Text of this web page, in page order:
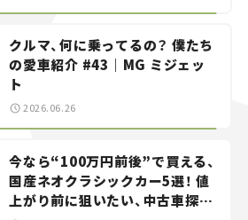
クルマ、何に乗ってるの？ 僕たち
の愛車紹介 #43｜MG ミジェッ
ト
2026.06.26
今なら“100万円前後”で買える、
国産ネオクラシックカー5選！ 値
上がり前に狙いたい、中古車探し